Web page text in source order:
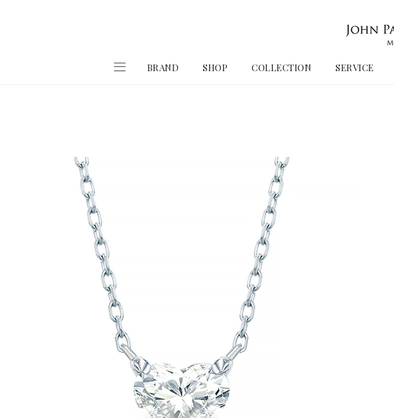
BRAND SHOP COLLECTION SERVICE